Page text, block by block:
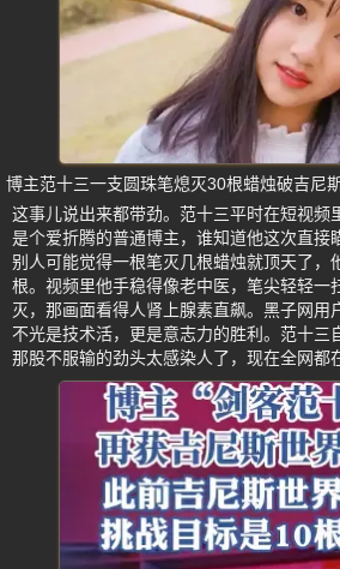
博主范十三一支圆珠笔熄灭30根蜡烛破吉尼
这事儿说出来都带劲。范十三平时在短视频
是个爱折腾的普通博主，谁知道他这次直接
别人可能觉得一根笔灭几根蜡烛就顶天了，
根。视频里他手稳得像老中医，笔尖轻轻一
灭，那画面看得人肾上腺素直飙。黑子网用
不光是技术活，更是意志力的胜利。范十三
那股不服输的劲头太感染人了，现在全网都